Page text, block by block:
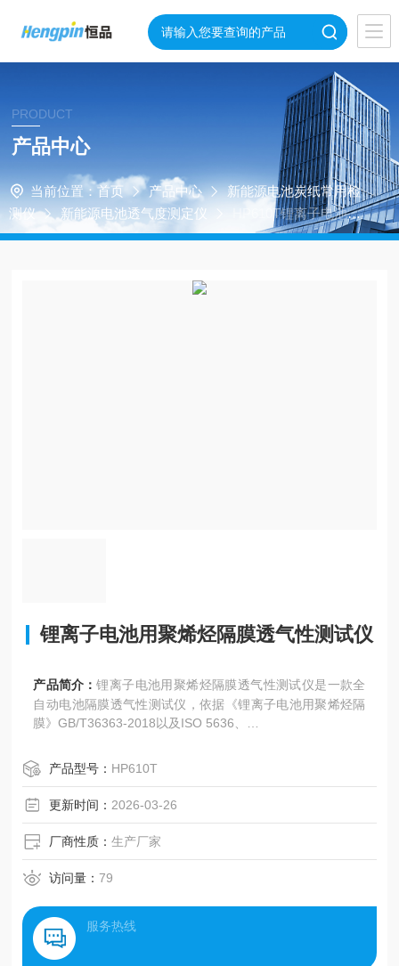
PRODUCT
产品中心
当前位置： 首页 产品中心
新能源电池炭纸常用检
测仪
新能源电池透气度测定仪
HP610T锂离子电池用
聚烯烃隔膜透气性测试仪
锂离子电池用聚烯烃隔膜透气性测试仪
产品简介：锂离子电池用聚烯烃隔膜透气性测试仪是一款全
自动电池隔膜透气性测试仪，依据《锂离子电池用聚烯烃隔
膜》GB/T36363-2018以及ISO 5636、
SJT 1071.9等国际标准。主要用于测试隔膜以及各种膜材料
的透气度。
测试范围：
产品型号： HP610T
更新时间： 2026-03-26
厂商性质：生产厂家
访问量：79
服务热线